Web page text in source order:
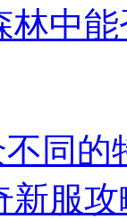
林中
同
新服